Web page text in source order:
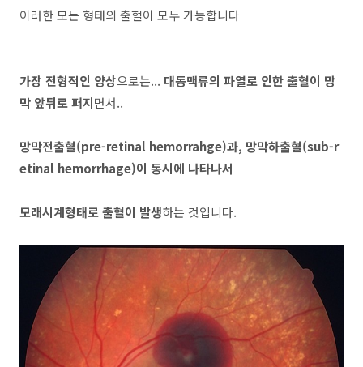
이러한 모든 형태의 출혈이 모두 가능합니다
가장 전형적인 양상으로는... 대동맥류의 파열로 인한 출혈이 망
막 앞뒤로 퍼지면서..
망막전출혈(pre-retinal hemorrahge)과, 망막하출혈(sub-r
etinal hemorrhage)이 동시에 나타나서
모래시계형태로 출혈이 발생하는 것입니다.